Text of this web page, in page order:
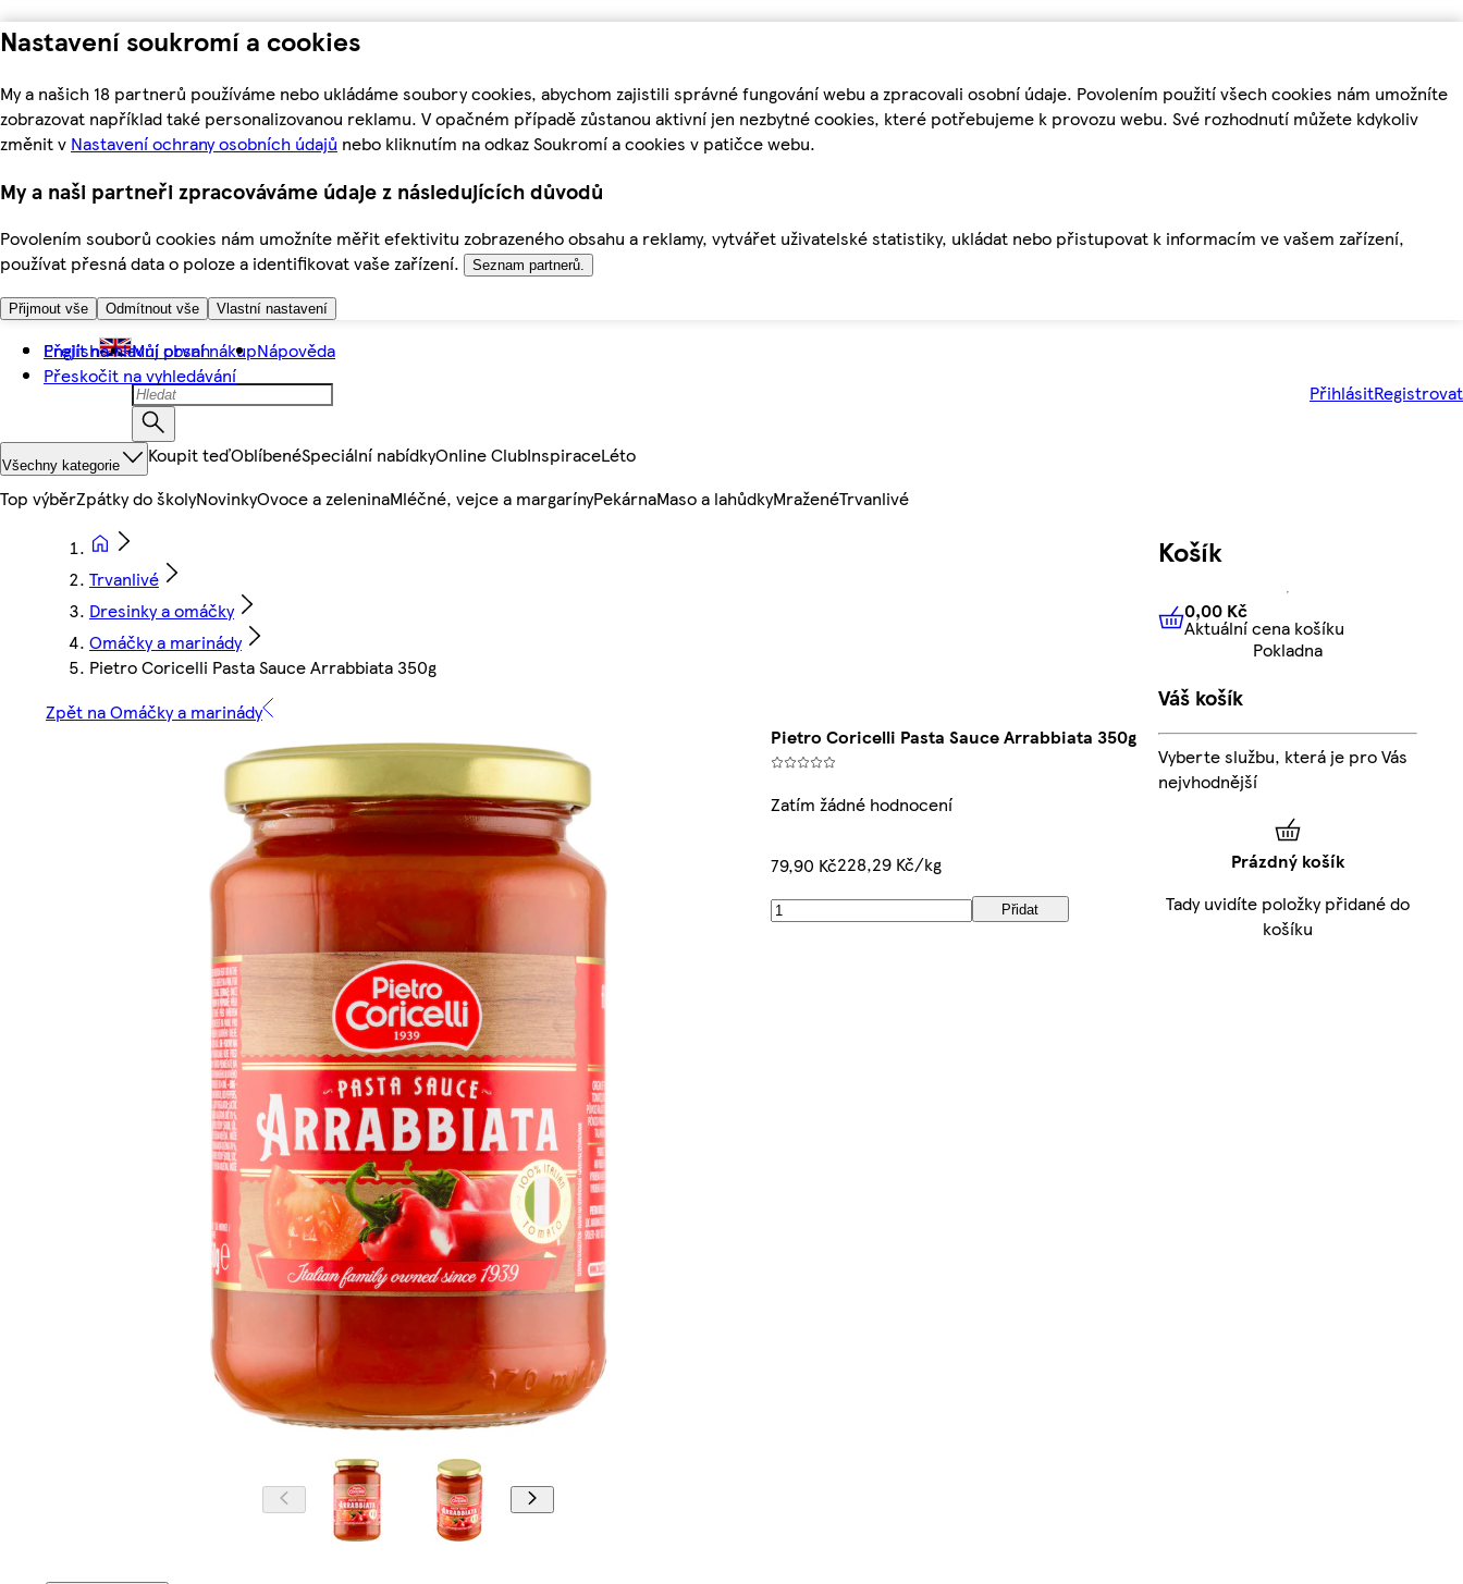
Nastavení soukromí a cookies
My a našich 18 partnerů používáme nebo ukládáme soubory cookies, abychom zajistili správné fungování webu a zpracovali osobní údaje. Povolením použití všech cookies nám umožníte
zobrazovat například také personalizovanou reklamu. V opačném případě zůstanou aktivní jen nezbytné cookies, které potřebujeme k provozu webu. Své rozhodnutí můžete kdykoliv
změnit v Nastavení ochrany osobních údajů nebo kliknutím na odkaz Soukromí a cookies v patičce webu.
My a naši partneři zpracováváme údaje z následujících důvodů
Povolením souborů cookies nám umožníte měřit efektivitu zobrazeného obsahu a reklamy, vytvářet uživatelské statistiky, ukládat nebo přistupovat k informacím ve vašem zařízení,
používat přesná data o poloze a identifikovat vaše zařízení.
Seznam partnerů.
Přijmout vše Odmítnout vše Vlastní nastavení
Přejít na hlavní obsah
Přeskočit na vyhledávání
English Můj první nákupNápověda
PřihlásitRegistrovat
Všechny kategorie Koupit teďOblíbenéSpeciální nabídkyOnline ClubInspiraceLéto
Top výběrZpátky do školyNovinkyOvoce a zeleninaMléčné, vejce a margarínyPekárnaMaso a lahůdkyMraženéTrvanlivé
Trvanlivé
Dresinky a omáčky
Omáčky a marinády
Pietro Coricelli Pasta Sauce Arrabbiata 350g
Zpět na Omáčky a marinády
Pietro Coricelli Pasta Sauce Arrabbiata 350g
Zatím žádné hodnocení
79,90 Kč228,29 Kč/kg
Přidat
Košík
0,00 KčAktuální cena košíku
0,00 Kč
Aktuální cena košíku
Pokladna
Váš košík
Vyberte službu, která je pro Vás
nejvhodnější
Prázdný košík
Tady uvidíte položky přidané do
košíku